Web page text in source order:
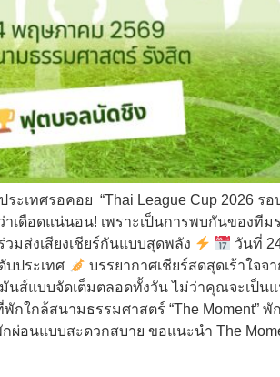
ทศรอคอย “Thai League Cup 2026 ร
าเดือดแน่นอน! เพราะเป็นการพบกันของ
มส่งเสียงเชียร์กันแบบสุดพลัง
วันที่
บประเทศ บรรยากาศเชียร์สดสุดเร้าใจจ
นส์แบบจัดเต็มตลอดทั้งวัน ไม่ว่าคุณจะเป็น
กใกล้สนามธรรมศาสตร์ “The Moment”
อนแบบสะดวกสบาย ขอแนะนำ The